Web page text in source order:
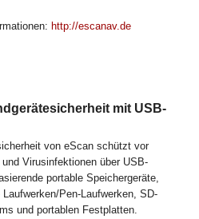
http://escanav.de
mit USB-
von eScan schützt vor
und Virusinfektionen über USB-
portable Speichergeräte,
Pen-Laufwerken, SD-
und portablen Festplatten.